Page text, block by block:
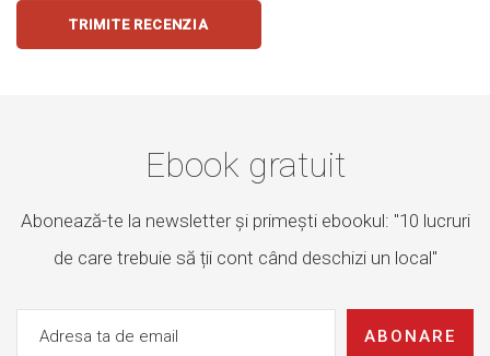
TRIMITE RECENZIA
Ebook gratuit
Abonează-te la newsletter și primești ebookul: "10 lucruri
de care trebuie să ții cont când deschizi un local"
ABONARE